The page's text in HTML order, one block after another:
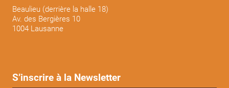
Beaulieu (derrière la halle 18)
Av. des Bergières 10
1004 Lausanne
S’inscrire à la Newsletter